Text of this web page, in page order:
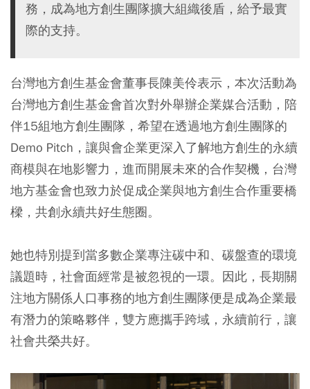
務，成為地方創生團隊擴大組織後盾，給予最實
際的支持。
台灣地方創生基金會董事長陳美伶表示，本次活動為
台灣地方創生基金會首次對外舉辦企業媒合活動，陪
伴15組地方創生團隊，希望在透過地方創生團隊的
Demo Pitch，讓與會企業更深入了解地方創生的永續
商模與在地影響力，進而開展未來的合作契機，台灣
地方基金會也致力於促成企業與地方創生合作重要橋
樑，共創永續共好生態圈。
她也特別提到當多數企業專注碳中和、碳盤查的環境
議題時，社會面經常是被忽視的一環。因此，長期關
注地方關係人口事務的地方創生團隊便是成為企業最
有潛力的策略夥伴，雙方應攜手跨域，永續前行，讓
社會共榮共好。